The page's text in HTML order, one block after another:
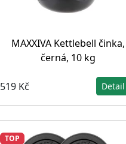
MAXXIVA Kettlebell činka,
černá, 10 kg
519 Kč Detail
TOP